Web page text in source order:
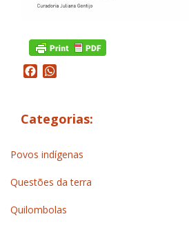
Facebook
Categorias:
Povos indígenas
Questões da terra
Quilombolas